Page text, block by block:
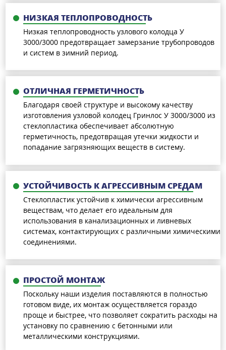
НИЗКАЯ ТЕПЛОПРОВОДНОСТЬ
Низкая теплопроводность узлового колодца У
3000/3000 предотвращает замерзание трубопроводов
и систем в зимний период.
ОТЛИЧНАЯ ГЕРМЕТИЧНОСТЬ
Благодаря своей структуре и высокому качеству
изготовления узловой колодец Гринлос У 3000/3000 из
стеклопластика обеспечивает абсолютную
герметичность, предотвращая утечки жидкости и
попадание загрязняющих веществ в систему.
УСТОЙЧИВОСТЬ К АГРЕССИВНЫМ СРЕДАМ
Стеклопластик устойчив к химически агрессивным
веществам, что делает его идеальным для
использования в канализационных и ливневых
системах, контактирующих с различными химическими
соединениями.
ПРОСТОЙ МОНТАЖ
Поскольку наши изделия поставляются в полностью
готовом виде, их монтаж осуществляется гораздо
проще и быстрее, что позволяет сократить расходы на
установку по сравнению с бетонными или
металлическими конструкциями.